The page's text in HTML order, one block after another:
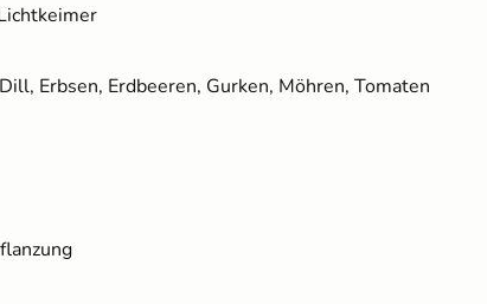
Erbsen, Erdbeeren, Gurken, Möhren, Tomaten